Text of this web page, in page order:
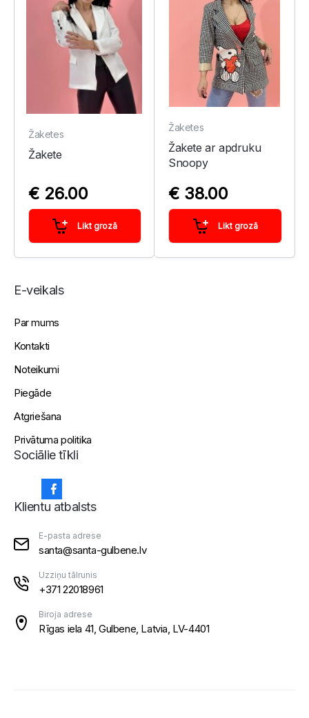
Žaketes
Žakete
€ 26.00
Likt grozā
Žaketes
Žakete ar apdruku
Snoopy
€ 38.00
Likt grozā
E-veikals
Par mums
Kontakti
Noteikumi
Piegāde
Atgriešana
Privātuma politika
Sociālie tīkli
Klientu atbalsts
E-pasta adrese
santa@santa-gulbene.lv
Uzziņu tālrunis
+371 22018961
Biroja adrese
Rīgas iela 41, Gulbene, Latvia, LV-4401